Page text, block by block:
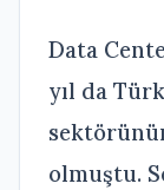
Data
yıl da
olmuştu.